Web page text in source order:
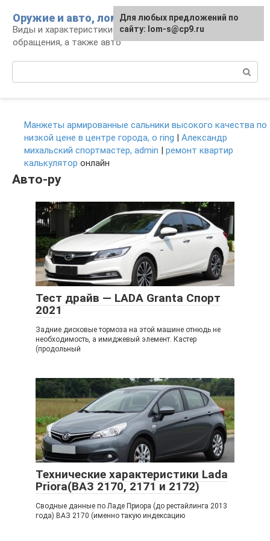
контенту
Оружие и авто, лом для мужика
Виды и характеристики оружия, правила
обращения, а также авто
Манжеты армированные сальники высокого качества по
низкой цене в центре города, o ring | Александр
михальский спортмастер, admin | ремонт квартир
калькулятор онлайн
Авто-ру
Тест драйв — LADA Granta Спорт
2021
Задние дисковые тормоза на этой машине отнюдь не
необходимость, а имиджевый элемент. Кастер
(продольный
Технические характеристики Lada
Priora(ВАЗ 2170, 2171 и 2172)
Сводные данные по Ладе Приора (до рестайлинга 2013
года) ВАЗ 2170 (именно такую индексацию
Для любых предложений по
сайту: lom-s@cp9.ru